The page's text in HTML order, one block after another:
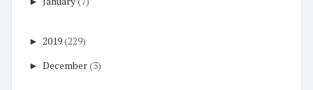
► 2019(229)
► December(3)